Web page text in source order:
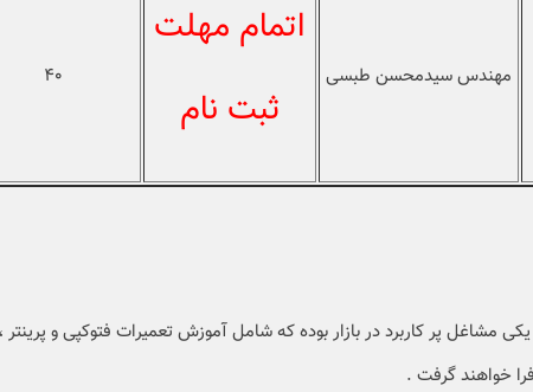
مهندس سیدمحسن طبسی
اتمام مهلت
ثبت نام
۴۰
مشاغل پر کاربرد در بازار بوده که شامل آموزش تعمیرات فتوکپی و
خواهند گرفت .